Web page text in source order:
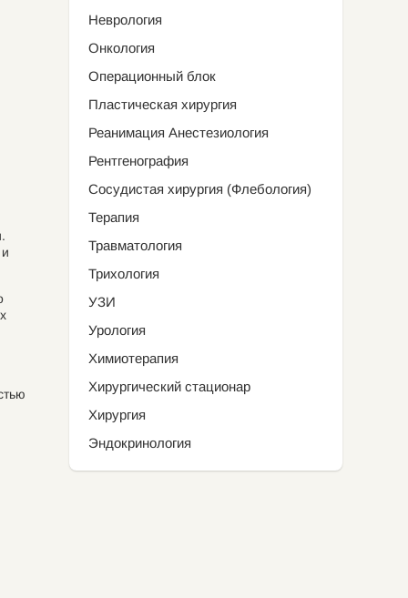
Неврология
Онкология
Операционный блок
Пластическая хирургия
Реанимация Анестезиология
Рентгенография
Сосудистая хирургия (Флебология)
Терапия
Травматология
Трихология
УЗИ
Урология
Химиотерапия
Хирургический стационар
Хирургия
Эндокринология